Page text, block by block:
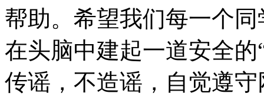
帮助。 希望我们每一个
在头脑中建起一道安全的
传谣，不造谣，自觉遵